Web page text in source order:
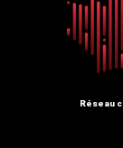
Réseau